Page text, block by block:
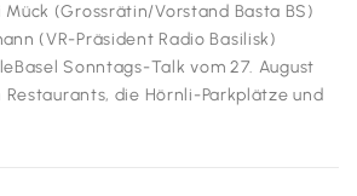
(Grossrätin/Vorstand Basta BS)
(VR-Präsident Radio Basilisk)
Sonntags-Talk vom 27. August
Restaurants, die Hörnli-Parkplätze und